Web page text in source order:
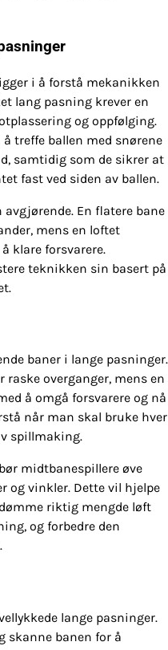
i å forstå mekanikken
lang pasning krever en
og oppfølging.
treffe ballen med snørene
samtidig som de sikrer at
fast ved siden av ballen.
En flatere bane
mens en loftet
klare forsvarere.
teknikken sin basert på
baner i lange pasninger.
raske overganger, mens en
å omgå forsvarere og nå
når man skal bruke hver
spillmaking.
midtbanespillere øve
og vinkler. Dette vil hjelpe
riktig mengde løft
og forbedre den
lange pasninger.
skanne banen for å